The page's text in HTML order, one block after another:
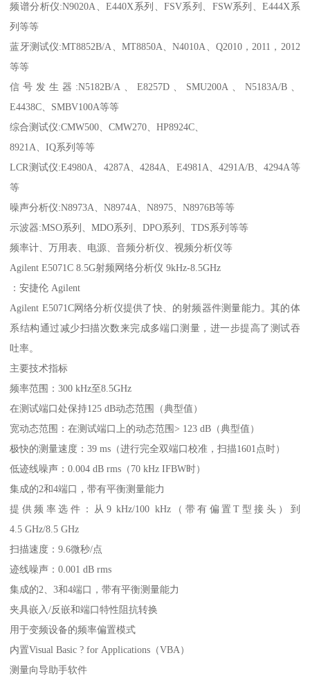
频谱分析仪:N9020A、E440X系列、FSV系列、FSW系列、E444X系
列等等
蓝牙测试仪:MT8852B/A、MT8850A、N4010A、Q2010，2011，2012
等等
信号发生器:N5182B/A、E8257D、SMU200A、N5183A/B、
E4438C、SMBV100A等等
综合测试仪:CMW500、CMW270、HP8924C、
8921A、IQ系列等等
LCR测试仪:E4980A、4287A、4284A、E4981A、4291A/B、4294A等
等
噪声分析仪:N8973A、N8974A、N8975、N8976B等等
示波器:MSO系列、MDO系列、DPO系列、TDS系列等等
频率计、万用表、电源、音频分析仪、视频分析仪等
Agilent E5071C 8.5G射频网络分析仪 9kHz-8.5GHz
：安捷伦 Agilent
Agilent E5071C网络分析仪提供了快、的射频器件测量能力。其的体
系结构通过减少扫描次数来完成多端口测量，进一步提高了测试吞
吐率。
主要技术指标
频率范围：300 kHz至8.5GHz
在测试端口处保持125 dB动态范围（典型值）
宽动态范围：在测试端口上的动态范围> 123 dB（典型值）
极快的测量速度：39 ms（进行完全双端口校准，扫描1601点时）
低迹线噪声：0.004 dB rms（70 kHz IFBW时）
集成的2和4端口，带有平衡测量能力
提供频率选件：从9 kHz/100 kHz（带有偏置T型接头）到
4.5 GHz/8.5 GHz
扫描速度：9.6微秒/点
迹线噪声：0.001 dB rms
集成的2、3和4端口，带有平衡测量能力
夹具嵌入/反嵌和端口特性阻抗转换
用于变频设备的频率偏置模式
内置Visual Basic ? for Applications（VBA）
测量向导助手软件